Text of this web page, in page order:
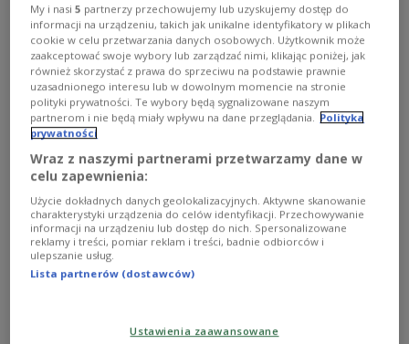
Józef Hen – "Opór". Wojna oczami młodych
ludzi
W cyklu "To się czyta" wróciliśmy do drugiego tomu
powieści Józefa Hena z cyklu "Teatr Heroda". Tym razem
sięgnęliśmy po tom drugi, noszący tytuł "Opór".
Wybrane fragmenty na antenie Dwójki czytał Michał
Klawiter.
My i nasi5 partnerzy przechowujemy lub uzyskujemy dostęp do
informacji na urządzeniu, takich jak unikalne identyfikatory w plikach
cookie w celu przetwarzania danych osobowych. Użytkownik może
zaakceptować swoje wybory lub zarządzać nimi, klikając poniżej, jak
również skorzystać z prawa do sprzeciwu na podstawie prawnie
uzasadnionego interesu lub w dowolnym momencie na stronie
polityki prywatności. Te wybory będą sygnalizowane naszym
partnerom i nie będą miały wpływu na dane przeglądania.
Polityka
prywatności
Wraz z naszymi partnerami przetwarzamy dane w
celu zapewnienia:
Użycie dokładnych danych geolokalizacyjnych. Aktywne skanowanie
charakterystyki urządzenia do celów identyfikacji. Przechowywanie
informacji na urządzeniu lub dostęp do nich. Spersonalizowane
reklamy i treści, pomiar reklam i treści, badnie odbiorców i
ulepszanie usług.
Lista partnerów (dostawców)
Ustawienia zaawansowane